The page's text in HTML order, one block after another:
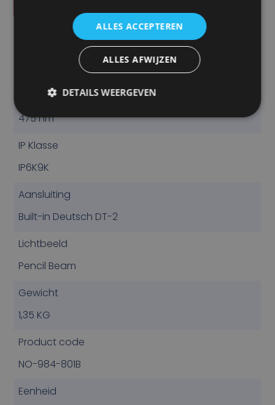
SPECIFICATIES
Stroomverbruik
Lichttemperatuur
475 nm
IP Klasse
IP6K9K
Aansluiting
Built-in Deutsch DT-2
Lichtbeeld
Pencil Beam
Gewicht
1,35 KG
Product code
NO-984-801B
Eenheid
ALLES ACCEPTEREN
ALLES AFWIJZEN
DETAILS WEERGEVEN